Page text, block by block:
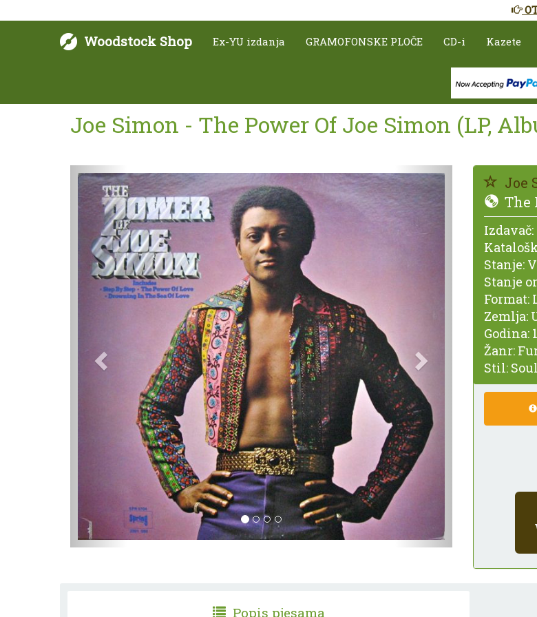
Woodstock Shop Ex-YU izdanja GRAMOFONSKE PLOČE CD-i Kazete
Joe Simon - The Power Of Joe Simon (LP,
Sljedeće Prethodno
Joe
The
Izdavač:
Stanje:
Stanje
Format:
Zemlja:
Godina:
Žanr:
Stil: Soul
Popis pjesama